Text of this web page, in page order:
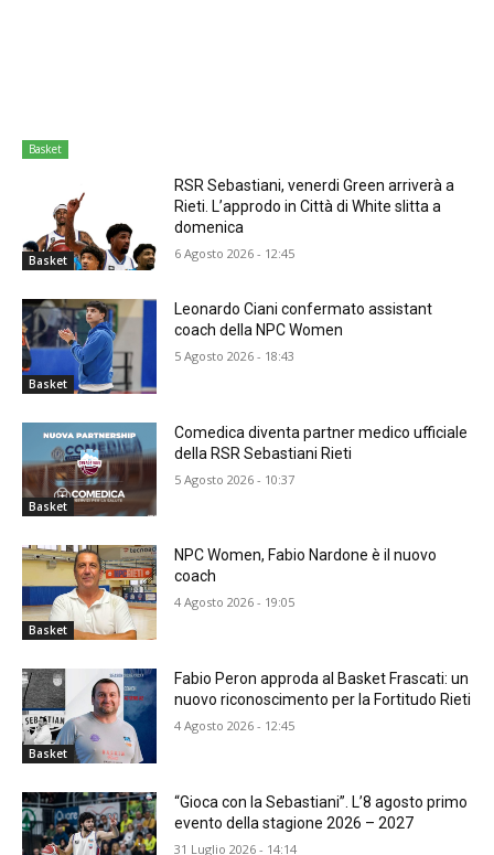
Basket
Basket
RSR Sebastiani, venerdi Green arriverà a
Rieti. L’approdo in Città di White slitta a
domenica
6 Agosto 2026 - 12:45
Basket
Leonardo Ciani confermato assistant
coach della NPC Women
5 Agosto 2026 - 18:43
Basket
Comedica diventa partner medico ufficiale
della RSR Sebastiani Rieti
5 Agosto 2026 - 10:37
Basket
NPC Women, Fabio Nardone è il nuovo
coach
4 Agosto 2026 - 19:05
Basket
Fabio Peron approda al Basket Frascati: un
nuovo riconoscimento per la Fortitudo Rieti
4 Agosto 2026 - 12:45
“Gioca con la Sebastiani”. L’8 agosto primo
evento della stagione 2026 – 2027
31 Luglio 2026 - 14:14